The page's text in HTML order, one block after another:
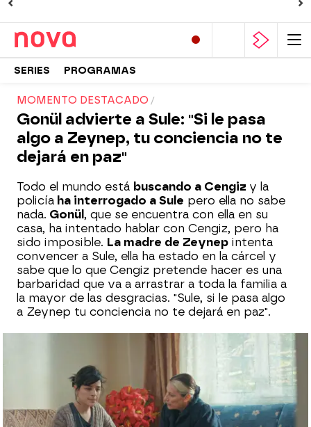
SERIES PROGRAMAS
MOMENTO DESTACADO
Gonül advierte a Sule: "Si le pasa
algo a Zeynep, tu conciencia no te
dejará en paz"
Todo el mundo está buscando a Cengiz y la
policía ha interrogado a Sule pero ella no sabe
nada. Gonül , que se encuentra con ella en su
casa, ha intentado hablar con Cengiz, pero ha
sido imposible. La madre de Zeynep intenta
convencer a Sule, ella ha estado en la cárcel y
sabe que lo que Cengiz pretende hacer es una
barbaridad que va a arrastrar a toda la familia a
la mayor de las desgracias. "Sule, si le pasa algo
a Zeynep tu conciencia no te dejará en paz".